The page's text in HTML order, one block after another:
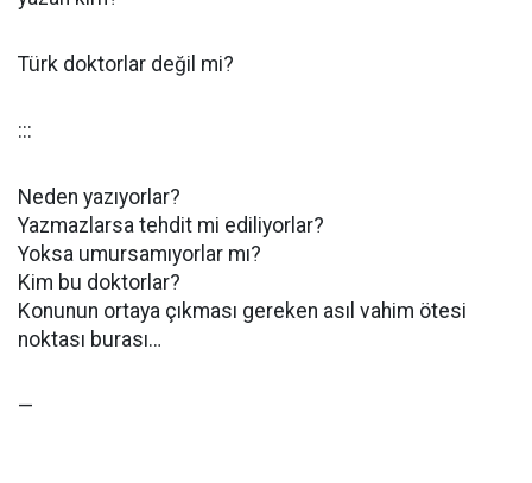
Türk doktorlar değil mi?
:::
Neden yazıyorlar?
Yazmazlarsa tehdit mi ediliyorlar?
Yoksa umursamıyorlar mı?
Kim bu doktorlar?
Konunun ortaya çıkması gereken asıl vahim ötesi
noktası burası…
—